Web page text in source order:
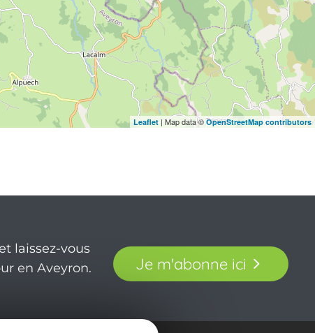
Leaflet| Map data © OpenStreetMap contributors
laissez-vous
en Aveyron.
Je m'abonne ici